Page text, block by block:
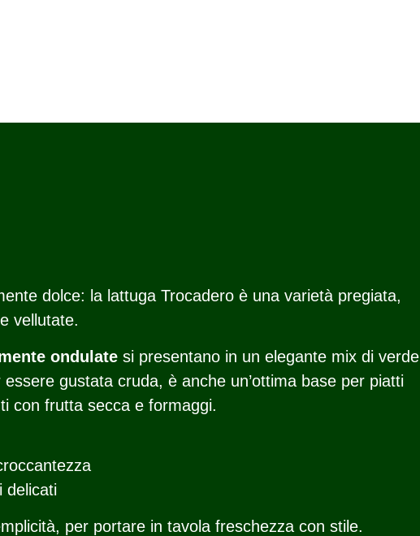
dolce: la lattuga Trocadero è una varietà pregiata,
vellutate.
ondulatesi presentano in un elegante mix di verde
gustata cruda, è anche un’ottima base per piatti
con frutta secca e formaggi.
delicati
per portare in tavola freschezza con stile.